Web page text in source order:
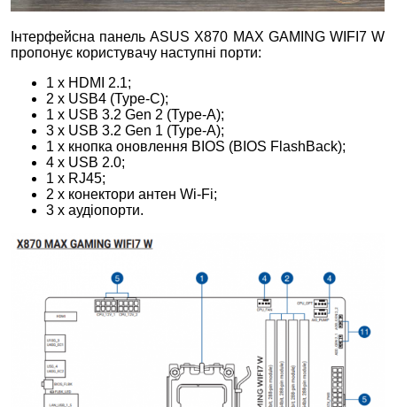
Інтерфейсна панель ASUS X870 MAX GAMING WIFI7 W
пропонує користувачу наступні порти:
1 x HDMI 2.1;
2 x USB4 (Type-C);
1 x USB 3.2 Gen 2 (Type-A);
3 x USB 3.2 Gen 1 (Type-A);
1 x кнопка оновлення BIOS (BIOS FlashBack);
4 x USB 2.0;
1 x RJ45;
2 x конектори антен Wi-Fi;
3 x аудіопорти.